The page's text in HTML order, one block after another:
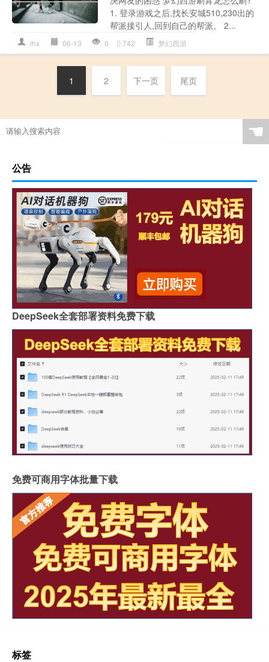
1. 登录游戏之后,找长安城510,230出的
帮派接引人,回到自己的帮派。 2...
lhx 06-13 0 742 梦幻西游
1 2 下一页 尾页
☚
公告
DeepSeek全套部署资料免费下载
免费可商用字体批量下载
标签